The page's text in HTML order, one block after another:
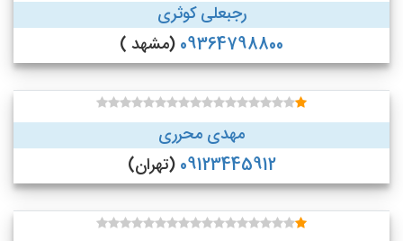
رجبعلی کوثری
09364798800 (مشهد )
مهدی محرری
09123445912 (تهران)